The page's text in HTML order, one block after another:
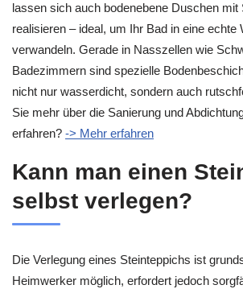
lassen sich auch bodenebene Duschen mit
realisieren – ideal, um Ihr Bad in eine
verwandeln. Gerade in Nasszellen wie
Badezimmern sind spezielle
nicht nur wasserdicht, sondern auch
Sie mehr über die Sanierung und
erfahren? -> Mehr erfahren
Kann man einen
selbst verlegen?
Die Verlegung eines Steinteppichs ist
Heimwerker möglich, erfordert jedoch